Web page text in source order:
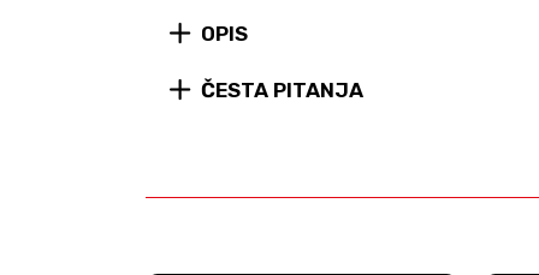
OPIS
ČESTA PITANJA